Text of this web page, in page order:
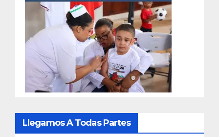
Llegamos A Todas Partes